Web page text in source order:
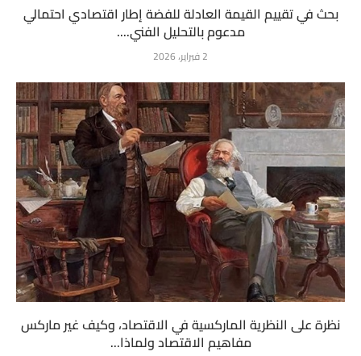
بحث في تقييم القيمة العادلة للفضة إطار اقتصادي احتمالي
مدعوم بالتحليل الفني....
2 فبراير، 2026
نظرة على النظرية الماركسية في الاقتصاد، وكيف غير ماركس
مفاهيم الاقتصاد ولماذا...